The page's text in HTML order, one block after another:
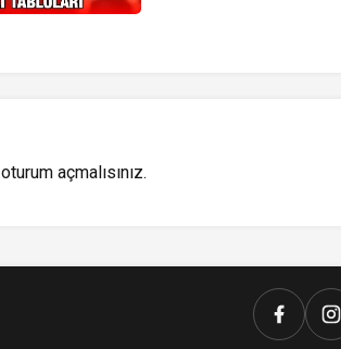
oturum açmalısınız.